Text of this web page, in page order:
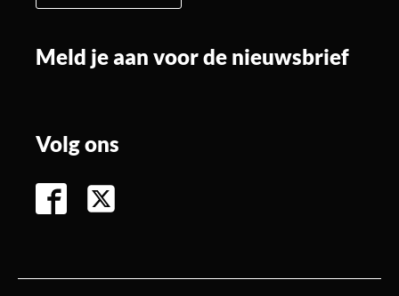
Meld je aan voor de nieuwsbrief
Volg ons